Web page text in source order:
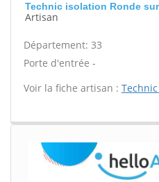
Technic isolation Ronde
Artisan
Département: 33
Porte d'entrée -
Voir la fiche artisan :